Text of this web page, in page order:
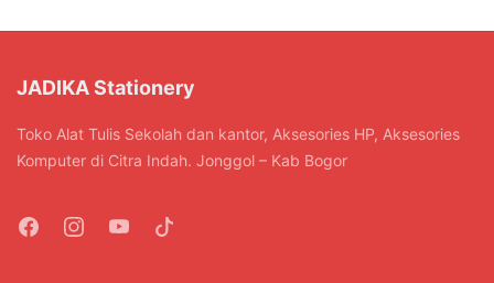
JADIKA Stationery
Toko Alat Tulis Sekolah dan kantor, Aksesories HP, Aksesories
Komputer di Citra Indah. Jonggol – Kab Bogor